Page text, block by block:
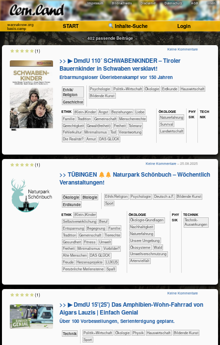
Impressum Bildnachweis Disclaimer Datenschutz AGB Intern
wannaknow.org
basis.camp START Inhalte-Suche Login
~ 402 passende Beiträge ~
>> ▶ DmdU 110´ SCHWABENKINDER – Tiroler
Bauernkinder in Schwaben versklavt!
Erbarmungsloser Überlebenskampf vor 150 Jahren
​​​​​​​​​​Ethik/​
Religion
​​​​​​​​Geschichte
​​​​​​​​​​Psychologie ​​​​​​​​​Politik+​Wirtschaft ​​​​​​​​Ökologie ​​​​​Erdkunde
​Haus­wirtschaft
Bildende Kunst
ETHIK (Klein-)Kinder ​​​​​​​​​​​​​Angst ​​​​​​​​​​​​​Beziehungen
​​​​​​​​​​​​Liebe
​​​​​​​​​​​Familie
​​​​​​​​​​​Tradition ​​​​​​​​​​Gemeinschaft
​​​​​​​Menschenrechte
​​​​Gerechtigkeit
​​​​Gewalt(freiheit) ​​​Freiheit
​​​Toleranz
​​Fehlerkultur
​​Minimalismus ​​Tod
​​Verantwortung
​Die Realität?
Armut DAS GLÜCK
ÖKO​LOGIE
​​​​​​​​​​​​​Naturerfahrung
​​​​​​​​​​​​Survival
​​​​​Landwirtschaft
PHY​
SIK
TECH​
NIK
Keine Kommentare
(1)
>> TÜBINGEN
Naturpark Schönbuch – Wöchentlich
Veranstaltungen!
​​​​​​​Ökologie
​​​​​​Biologie
​​​​Erdkunde
​​​​​​​​​​Ethik/​Religion ​​​​​​​​​​Psychologie ​​​Deutsch a.F.
Bildende Kunst
Sport
ETHIK (Klein-)Kinder
​​​​​​​​​​​​​​​​​​​​​​​​​​​​​​​​​​​​​​​​Selbst­verwirklichung
​​​​​​​​​​​​​​​Beruf
​​​​​​​​​​​​​Entspannung
​​​​​​​​​​​​Begegnung
​​​​​​​​​​​Familie
​​​​​​​​​​​Tradition
​​​​​​​​​​Gemeinschaft
​​​​​​​​Tierrechte
​​​​​​Gesundheit
​​​​​Fitness
​​​​​Umwelt
​​​Freiheit
​​Minimalismus
​​Vorbilder?
Alte Menschen
DAS GLÜCK
Freude
Herzensprojekte
LUXUS
Persönliche Meilensteine
Spaß
ÖKO​LOGIE
​​​​​​​​​​​​​​​​Ökologie-Grundlagen
​​​​​​​​​​​​​​​Nachhaltigkeit
​​​​​​​​​​​​​Naturerfahrung
​​​​​​​​​​​​​Unsere Umgebung
​​​​​​​​​​​Ökosysteme
​​​​​​​​​​Wald
​​Umweltverschmutzung
Artenvielfalt
PHY​
SIK
TECH​NIK
​​​​​​Technik-
Auswirkungen
Keine Kommentare – 25.08.2025
(1)
>> ▶ DmdU 15′(25′) Das Amphibien-Wohn-Fahrrad von
Aigars Lauzis | Einfach Genial
Über 100 Vorbestellungen, Serienfertigung geplant.
​Technik ​​​​​​​​​Politik+​Wirtschaft ​​​​​​​​Ökologie ​​​​​​​Physik ​Haus­wirtschaft
Bildende Kunst
Sport
Keine Kommentare
(1)